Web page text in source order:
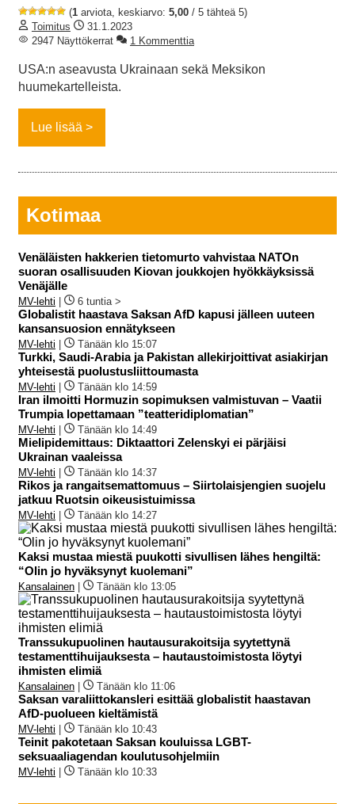
(1 arviota, keskiarvo: 5,00 / 5 tähteä 5)
Toimitus
31.1.2023
2947 Näyttökerrat
1 Kommenttia
USA:n aseavusta Ukrainaan sekä Meksikon
huumekartelleista.
Lue lisää
Kotimaa
Venäläisten hakkerien tietomurto vahvistaa NATOn
suoran osallisuuden Kiovan joukkojen hyökkäyksissä
Venäjälle
MV-lehti | 6 tuntia >
Globalistit haastava Saksan AfD kapusi jälleen uuteen
kansansuosion ennätykseen
MV-lehti | Tänään klo 15:07
Turkki, Saudi-Arabia ja Pakistan allekirjoittivat asiakirjan
yhteisestä puolustusliittoumasta
MV-lehti | Tänään klo 14:59
Iran ilmoitti Hormuzin sopimuksen valmistuvan – Vaatii
Trumpia lopettamaan ”teatteridiplomatian”
MV-lehti | Tänään klo 14:49
Mielipidemittaus: Diktaattori Zelenskyi ei pärjäisi
Ukrainan vaaleissa
MV-lehti | Tänään klo 14:37
Rikos ja rangaitsemattomuus – Siirtolaisjengien suojelu
jatkuu Ruotsin oikeusistuimissa
MV-lehti | Tänään klo 14:27
Kaksi mustaa miestä puukotti sivullisen lähes hengiltä:
“Olin jo hyväksynyt kuolemani”
Kansalainen | Tänään klo 13:05
Transsukupuolinen hautausurakoitsija syytettynä
testamenttihuijauksesta – hautaustoimistosta löytyi
ihmisten elimiä
Kansalainen | Tänään klo 11:06
Saksan varaliittokansleri esittää globalistit haastavan
AfD-puolueen kieltämistä
MV-lehti | Tänään klo 10:43
Teinit pakotetaan Saksan kouluissa LGBT-
seksuaaliagendan koulutusohjelmiin
MV-lehti | Tänään klo 10:33